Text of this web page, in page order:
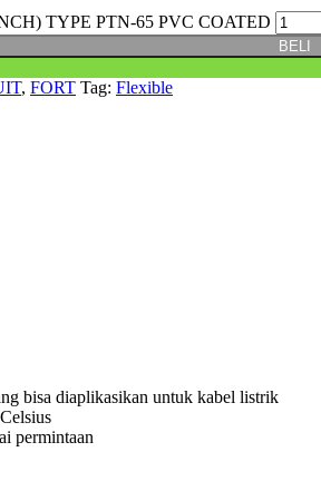
TYPE PTN-65 PVC COATED
BELI
, FORT Tag: Flexible
bisa diaplikasikan untuk kabel listrik
permintaan